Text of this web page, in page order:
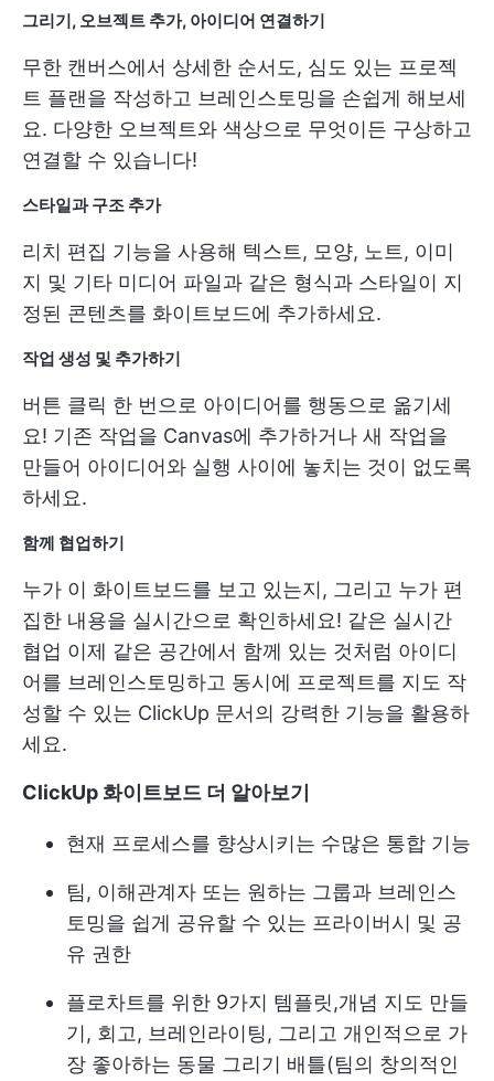
그리기, 오브젝트 추가, 아이디어 연결하기
무한 캔버스에서 상세한 순서도, 심도 있는 프로젝
트 플랜을 작성하고 브레인스토밍을 손쉽게 해보세
요. 다양한 오브젝트와 색상으로 무엇이든 구상하고
연결할 수 있습니다!
스타일과 구조 추가
리치 편집 기능을 사용해 텍스트, 모양, 노트, 이미
지 및 기타 미디어 파일과 같은 형식과 스타일이 지
정된 콘텐츠를 화이트보드에 추가하세요.
작업 생성 및 추가하기
버튼 클릭 한 번으로 아이디어를 행동으로 옮기세
요! 기존 작업을 Canvas에 추가하거나 새 작업을
만들어 아이디어와 실행 사이에 놓치는 것이 없도록
하세요.
함께 협업하기
누가 이 화이트보드를 보고 있는지, 그리고 누가 편
집한 내용을 실시간으로 확인하세요! 같은 실시간
협업 이제 같은 공간에서 함께 있는 것처럼 아이디
어를 브레인스토밍하고 동시에 프로젝트를 지도 작
성할 수 있는 ClickUp 문서의 강력한 기능을 활용하
세요.
ClickUp 화이트보드 더 알아보기
현재 프로세스를 향상시키는 수많은 통합 기능
팀, 이해관계자 또는 원하는 그룹과 브레인스
토밍을 쉽게 공유할 수 있는 프라이버시 및 공
유 권한
플로차트를 위한 9가지 템플릿,개념 지도 만들
기 , 회고, 브레인라이팅, 그리고 개인적으로 가
장 좋아하는 동물 그리기 배틀(팀의 창의적인